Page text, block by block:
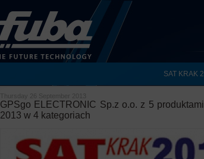
SAT KRAK
Thursday 26 September 2013
GPSgo ELECTRONIC Sp.z o.o. z 5
2013 w 4 kategoriach